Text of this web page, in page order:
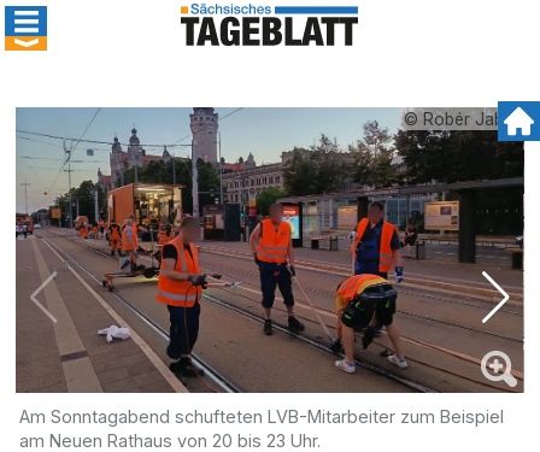
© Robér Jabin
Am Sonntagabend schufteten LVB-Mitarbeiter zum Beispiel
am Neuen Rathaus von 20 bis 23 Uhr.